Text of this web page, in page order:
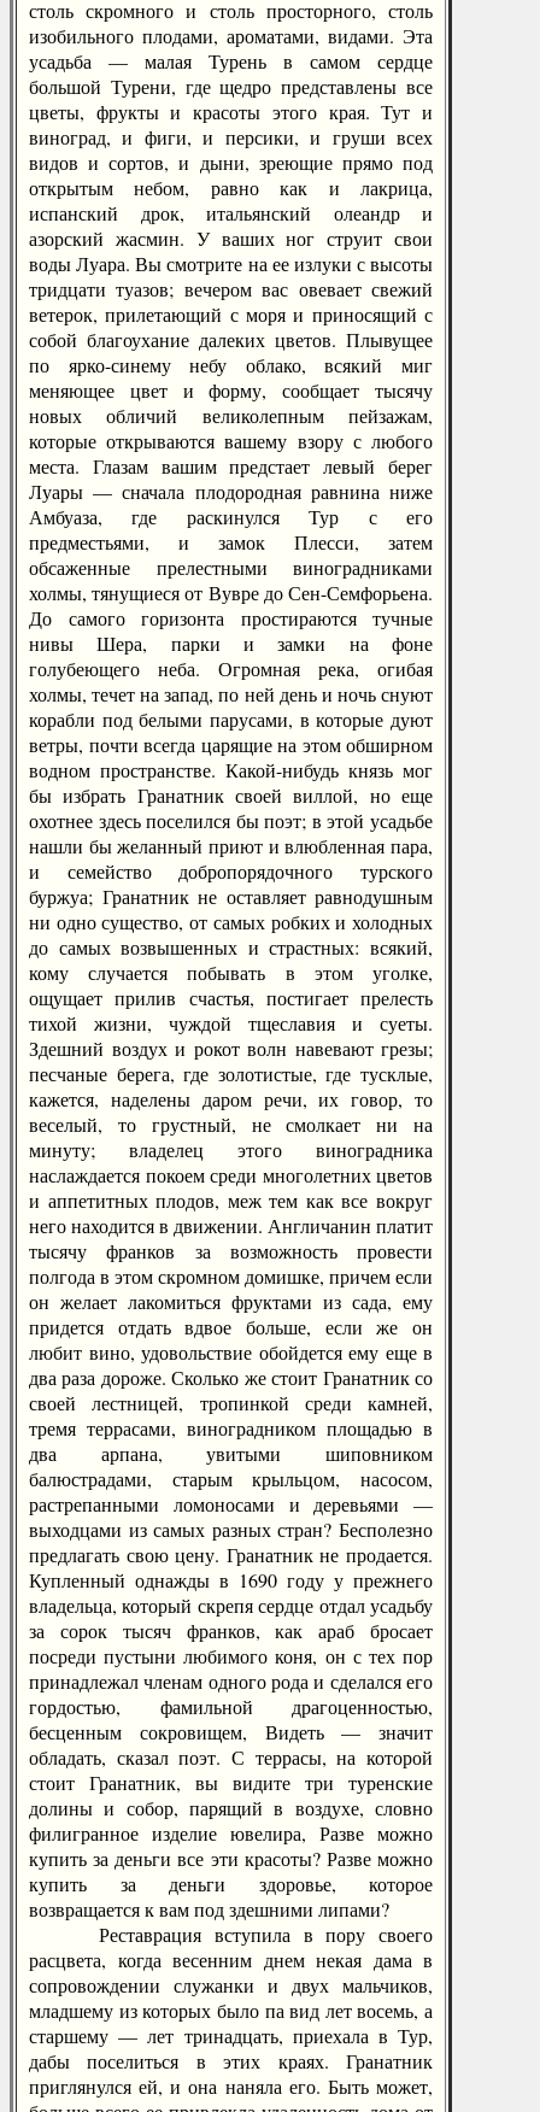
столь скромного и столь просторного, столь
изобильного плодами, ароматами, видами. Эта
усадьба — малая Турень в самом сердце
большой Турени, где щедро представлены все
цветы, фрукты и красоты этого края. Тут и
виноград, и фиги, и персики, и груши всех
видов и сортов, и дыни, зреющие прямо под
открытым небом, равно как и лакрица,
испанский дрок, итальянский олеандр и
азорский жасмин. У ваших ног струит свои
воды Луара. Вы смотрите на ее излуки с высоты
тридцати туазов; вечером вас овевает свежий
ветерок, прилетающий с моря и приносящий с
собой благоухание далеких цветов. Плывущее
по ярко-синему небу облако, всякий миг
меняющее цвет и форму, сообщает тысячу
новых обличий великолепным пейзажам,
которые открываются вашему взору с любого
места. Глазам вашим предстает левый берег
Луары — сначала плодородная равнина ниже
Амбуаза, где раскинулся Тур с его
предместьями, и замок Плесси, затем
обсаженные прелестными виноградниками
холмы, тянущиеся от Вувре до Сен-Семфорьена.
До самого горизонта простираются тучные
нивы Шера, парки и замки на фоне
голубеющего неба. Огромная река, огибая
холмы, течет на запад, по ней день и ночь снуют
корабли под белыми парусами, в которые дуют
ветры, почти всегда царящие на этом обширном
водном пространстве. Какой-нибудь князь мог
бы избрать Гранатник своей виллой, но еще
охотнее здесь поселился бы поэт; в этой усадьбе
нашли бы желанный приют и влюбленная пара,
и семейство добропорядочного турского
буржуа; Гранатник не оставляет равнодушным
ни одно существо, от самых робких и холодных
до самых возвышенных и страстных: всякий,
кому случается побывать в этом уголке,
ощущает прилив счастья, постигает прелесть
тихой жизни, чуждой тщеславия и суеты.
Здешний воздух и рокот волн навевают грезы;
песчаные берега, где золотистые, где тусклые,
кажется, наделены даром речи, их говор, то
веселый, то грустный, не смолкает ни на
минуту; владелец этого виноградника
наслаждается покоем среди многолетних цветов
и аппетитных плодов, меж тем как все вокруг
него находится в движении. Англичанин платит
тысячу франков за возможность провести
полгода в этом скромном домишке, причем если
он желает лакомиться фруктами из сада, ему
придется отдать вдвое больше, если же он
любит вино, удовольствие обойдется ему еще в
два раза дороже. Сколько же стоит Гранатник со
своей лестницей, тропинкой среди камней,
тремя террасами, виноградником площадью в
два арпана, увитыми шиповником
балюстрадами, старым крыльцом, насосом,
растрепанными ломоносами и деревьями —
выходцами из самых разных стран? Бесполезно
предлагать свою цену. Гранатник не продается.
Купленный однажды в 1690 году у прежнего
владельца, который скрепя сердце отдал усадьбу
за сорок тысяч франков, как араб бросает
посреди пустыни любимого коня, он с тех пор
принадлежал членам одного рода и сделался его
гордостью, фамильной драгоценностью,
бесценным сокровищем, Видеть — значит
обладать, сказал поэт. С террасы, на которой
стоит Гранатник, вы видите три туренские
долины и собор, парящий в воздухе, словно
филигранное изделие ювелира, Разве можно
купить за деньги все эти красоты? Разве можно
купить за деньги здоровье, которое
возвращается к вам под здешними липами?
Реставрация вступила в пору своего
расцвета, когда весенним днем некая дама в
сопровождении служанки и двух мальчиков,
младшему из которых было па вид лет восемь, а
старшему — лет тринадцать, приехала в Тур,
дабы поселиться в этих краях. Гранатник
приглянулся ей, и она наняла его. Быть может,